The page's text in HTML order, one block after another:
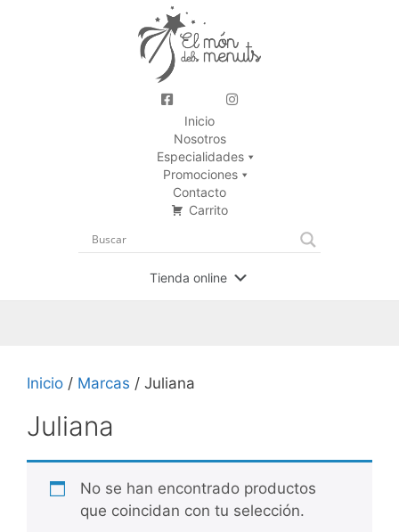
Inicio
Nosotros
Especialidades
Promociones
Contacto
Carrito
Tienda online
Inicio / Marcas / Juliana
Juliana
No se han encontrado productos
que coincidan con tu selección.